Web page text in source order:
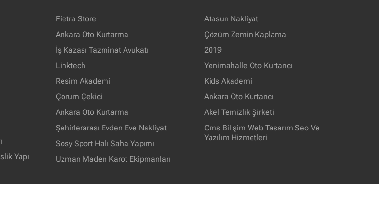
Yapı
Fietra Store
Ankara Oto Kurtarma
İş Kazası Tazminat Avukatı
Linktech
Resim Akademi
Çorum Çekici
Ankara Oto Kurtarma
Şehirlerarası Evden Eve Nakliyat
Sosy Sport Halı Saha Yapımı
Uzman Maden Karot Ekipmanları
Atasun Nakliyat
Çözüm Zemin Kaplama
2019
Yenimahalle Oto Kurtarıcı
Kids Akademi
Ankara Oto Kurtarıcı
Akel Temizlik Şirketi
Cms Bilişim Web Tasarım Seo Ve
Yazılım Hizmetleri